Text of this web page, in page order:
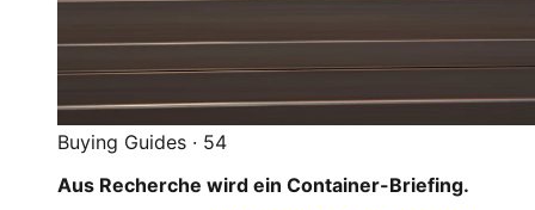
Buying Guides · 54
Aus Recherche wird ein Container-Briefing.